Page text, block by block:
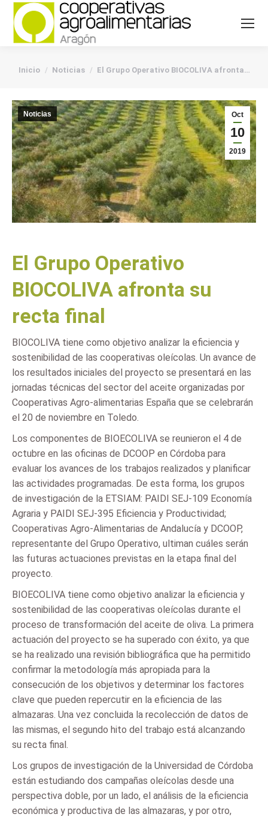
You are here:
Inicio Noticias El Grupo Operativo BIOCOLIVA afronta…
Oct
10
2019
Noticias
El Grupo Operativo
BIOCOLIVA afronta su
recta final
BIOCOLIVA tiene como objetivo analizar la eficiencia y
sostenibilidad de las cooperativas oleícolas. Un avance de
los resultados iniciales del proyecto se presentará en las
jornadas técnicas del sector del aceite organizadas por
Cooperativas Agro-alimentarias España que se celebrarán
el 20 de noviembre en Toledo.
Los componentes de BIOECOLIVA se reunieron el 4 de
octubre en las oficinas de DCOOP en Córdoba para
evaluar los avances de los trabajos realizados y planificar
las actividades programadas. De esta forma, los grupos
de investigación de la ETSIAM: PAIDI SEJ-109 Economía
Agraria y PAIDI SEJ-395 Eficiencia y Productividad;
Cooperativas Agro-Alimentarias de Andalucía y DCOOP,
representante del Grupo Operativo, ultiman cuáles serán
las futuras actuaciones previstas en la etapa final del
proyecto.
BIOECOLIVA tiene como objetivo analizar la eficiencia y
sostenibilidad de las cooperativas oleícolas durante el
proceso de transformación del aceite de oliva. La primera
actuación del proyecto se ha superado con éxito, ya que
se ha realizado una revisión bibliográfica que ha permitido
confirmar la metodología más apropiada para la
consecución de los objetivos y determinar los factores
clave que pueden repercutir en la eficiencia de las
almazaras. Una vez concluida la recolección de datos de
las mismas, el segundo hito del trabajo está alcanzando
su recta final.
Los grupos de investigación de la Universidad de Córdoba
están estudiando dos campañas oleícolas desde una
perspectiva doble, por un lado, el análisis de la eficiencia
económica y productiva de las almazaras, y por otro,